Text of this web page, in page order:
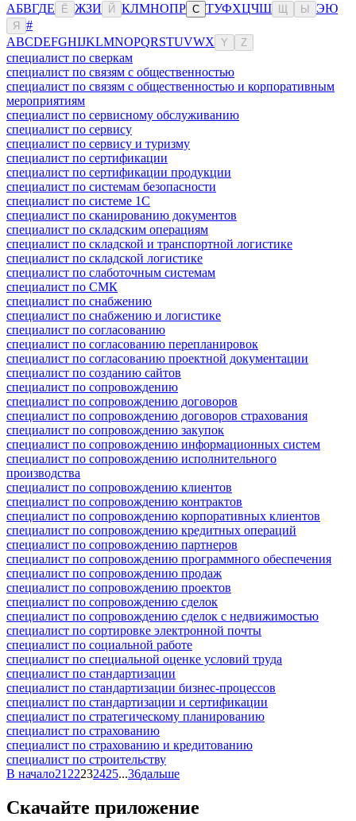
АБВГДЕ Ё ЖЗИ Й КЛМНОПР С ТУФХЦЧШ Ы ЭЮ
Я
#
ABCDEFGHIJKLMNOPQRSTUVWX Y Z
специалист по сверкам
специалист по связям с общественностью
специалист по связям с общественностью и корпоративным
мероприятиям
специалист по сервисному обслуживанию
специалист по сервису
специалист по сервису и туризму
специалист по сертификации
специалист по сертификации продукции
специалист по системам безопасности
специалист по системе 1С
специалист по сканированию документов
специалист по складским операциям
специалист по складской и транспортной логистике
специалист по складской логистике
специалист по слаботочным системам
специалист по СМК
специалист по снабжению
специалист по снабжению и логистике
специалист по согласованию
специалист по согласованию перепланировок
специалист по согласованию проектной документации
специалист по созданию сайтов
специалист по сопровождению
специалист по сопровождению договоров
специалист по сопровождению договоров страхования
специалист по сопровождению закупок
специалист по сопровождению информационных систем
специалист по сопровождению исполнительного
производства
специалист по сопровождению клиентов
специалист по сопровождению контрактов
специалист по сопровождению корпоративных клиентов
специалист по сопровождению кредитных операций
специалист по сопровождению партнеров
специалист по сопровождению программного обеспечения
специалист по сопровождению продаж
специалист по сопровождению проектов
специалист по сопровождению сделок
специалист по сопровождению сделок с недвижимостью
специалист по сортировке электронной почты
специалист по социальной работе
специалист по специальной оценке условий труда
специалист по стандартизации
специалист по стандартизации бизнес-процессов
специалист по стандартизации и сертификации
специалист по стратегическому планированию
специалист по страхованию
специалист по страхованию и кредитованию
специалист по строительству
В начало21 22232425...36дальше
Скачайте приложение